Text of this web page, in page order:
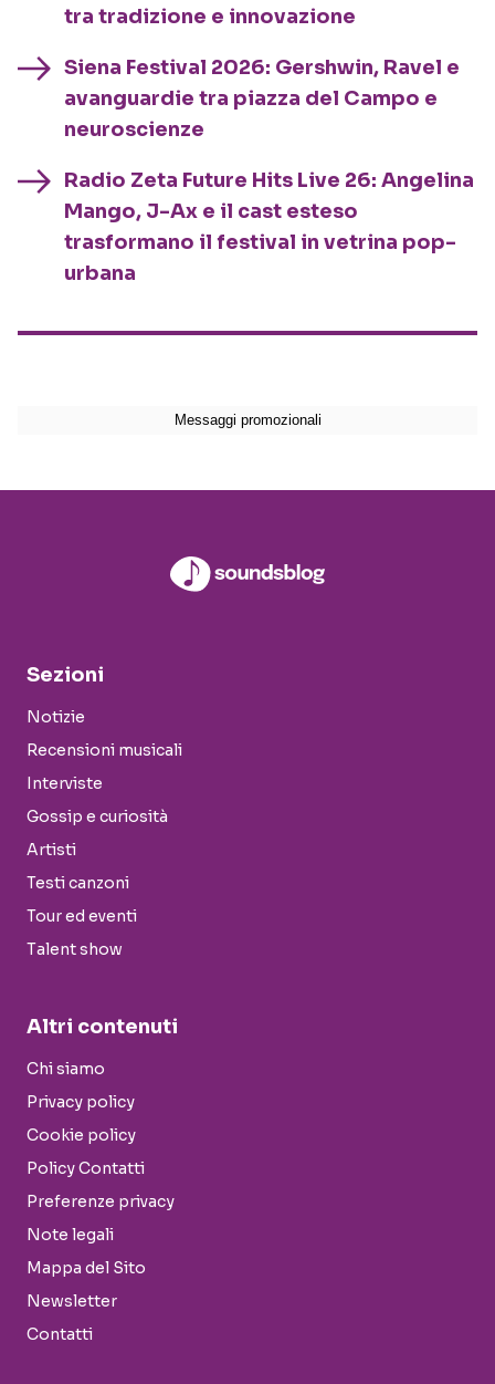
tra tradizione e innovazione
Siena Festival 2026: Gershwin, Ravel e
avanguardie tra piazza del Campo e
neuroscienze
Radio Zeta Future Hits Live 26: Angelina
Mango, J-Ax e il cast esteso
trasformano il festival in vetrina pop-
urbana
Sezioni
Notizie
Recensioni musicali
Interviste
Gossip e curiosità
Artisti
Testi canzoni
Tour ed eventi
Talent show
Altri contenuti
Chi siamo
Privacy policy
Cookie policy
Policy Contatti
Preferenze privacy
Note legali
Mappa del Sito
Newsletter
Contatti